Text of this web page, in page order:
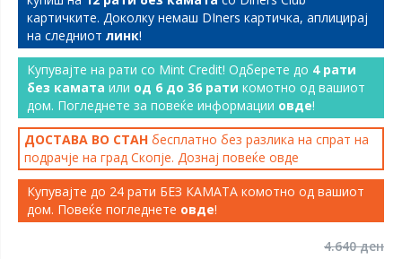
картичките. Доколку немаш DIners картичка, аплицирај
на следниот линк!
Купувајте на рати со Mint Credit! Одберете до 4 рати
без камата или од 6 до 36 рати комотно од вашиот
дом. Погледнете за повеќе информации овде!
ДОСТАВА ВО СТАН бесплатно без разлика на спрат на
подрачје на град Скопје. Дознај повеќе овде
Купувајте до 24 рати БЕЗ КАМАТА комотно од вашиот
дом. Повеќе погледнете овде!
4.640 ден